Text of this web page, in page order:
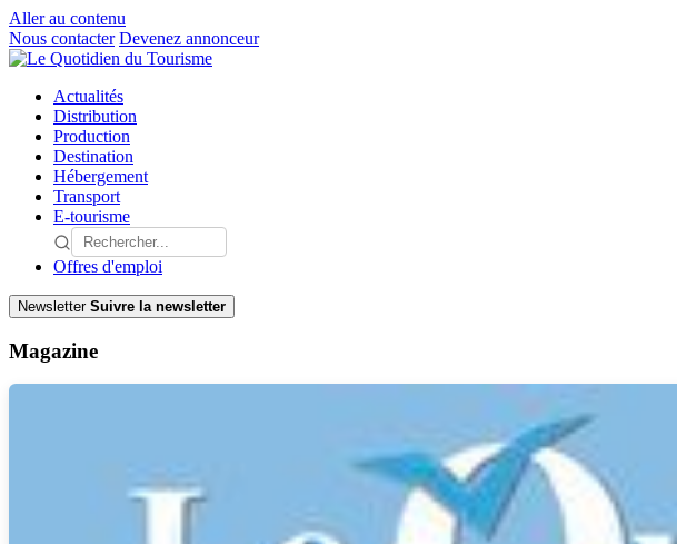
Aller au contenu
Nous contacter Devenez annonceur
Actualités
Distribution
Production
Destination
Hébergement
Transport
E-tourisme
Offres d'emploi
Newsletter Suivre la newsletter
Magazine